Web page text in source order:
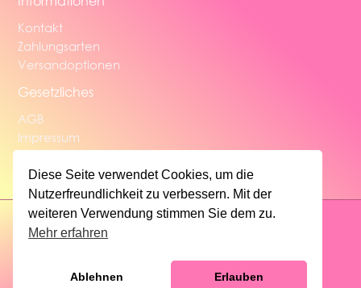
Kontakt
Zahlungsarten
Versandoptionen
Gesetzliches
AGB
Impressum
Widerrufsbelehrung
Datenschutzerklärung
Copyright © 2026 | CrystalClay
Diese Seite verwendet Cookies, um die
Nutzerfreundlichkeit zu verbessern. Mit der
weiteren Verwendung stimmen Sie dem zu.
Mehr erfahren
Ablehnen Erlauben